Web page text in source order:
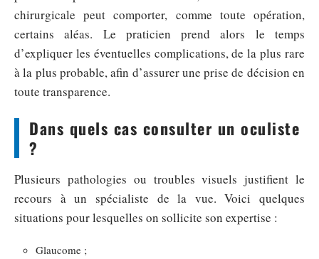
chirurgicale peut comporter, comme toute opération,
certains aléas. Le praticien prend alors le temps
d’expliquer les éventuelles complications, de la plus rare
à la plus probable, afin d’assurer une prise de décision en
toute transparence.
Dans quels cas consulter un oculiste
?
Plusieurs pathologies ou troubles visuels justifient le
recours à un spécialiste de la vue. Voici quelques
situations pour lesquelles on sollicite son expertise :
Glaucome ;